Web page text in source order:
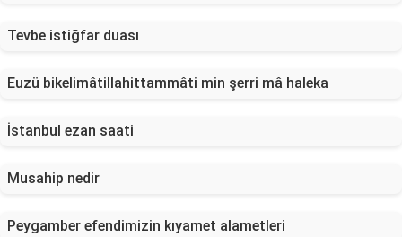
Tevbe istiğfar duası
Euzü bikelimâtillahittammâti min şerri mâ haleka
İstanbul ezan saati
Musahip nedir
Peygamber efendimizin kıyamet alametleri